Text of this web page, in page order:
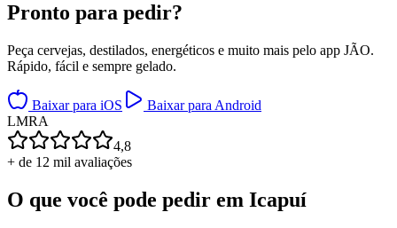
Pronto para pedir?
Peça cervejas, destilados, energéticos e muito mais pelo app JÃO.
Rápido, fácil e sempre gelado.
Baixar para iOS
Baixar para Android
LMRA
4,8
+ de 12 mil avaliações
O que você pode pedir em Icapuí